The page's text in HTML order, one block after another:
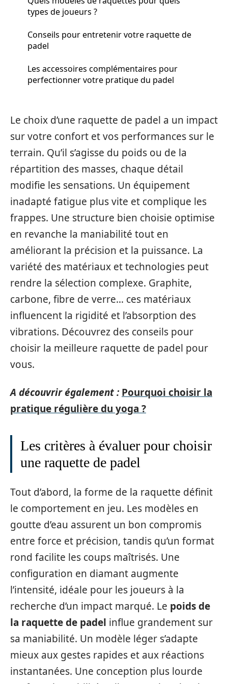
types de joueurs ?
Conseils pour entretenir votre raquette de
padel
Les accessoires complémentaires pour
perfectionner votre pratique du padel
Le choix d’une raquette de padel a un impact
sur votre confort et vos performances sur le
terrain. Qu’il s’agisse du poids ou de la
répartition des masses, chaque détail
modifie les sensations. Un équipement
inadapté fatigue plus vite et complique les
frappes. Une structure bien choisie optimise
en revanche la maniabilité tout en
améliorant la précision et la puissance. La
variété des matériaux et technologies peut
rendre la sélection complexe. Graphite,
carbone, fibre de verre… ces matériaux
influencent la rigidité et l’absorption des
vibrations. Découvrez des conseils pour
choisir la meilleure raquette de padel pour
vous.
A découvrir également : Pourquoi choisir la
pratique régulière du yoga ?
Les critères à évaluer pour choisir
une raquette de padel
Tout d’abord, la forme de la raquette définit
le comportement en jeu. Les modèles en
goutte d’eau assurent un bon compromis
entre force et précision, tandis qu’un format
rond facilite les coups maîtrisés. Une
configuration en diamant augmente
l’intensité, idéale pour les joueurs à la
recherche d’un impact marqué. Le poids de
la raquette de padel influe grandement sur
sa maniabilité. Un modèle léger s’adapte
mieux aux gestes rapides et aux réactions
instantanées. Une conception plus lourde